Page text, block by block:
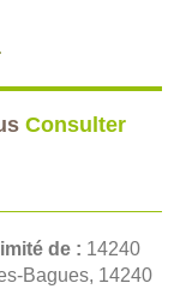
Consulter
de : 14240
Bagues, 14240